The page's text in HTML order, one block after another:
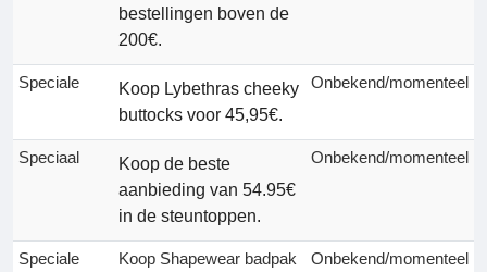
bestellingen boven de
200€.
Speciale
Koop Lybethras cheeky
buttocks voor 45,95€.
Onbekend/momenteel
Speciaal
Koop de beste
aanbieding van 54.95€
in de steuntoppen.
Onbekend/momenteel
Speciale
Koop Shapewear badpak
Onbekend/momenteel